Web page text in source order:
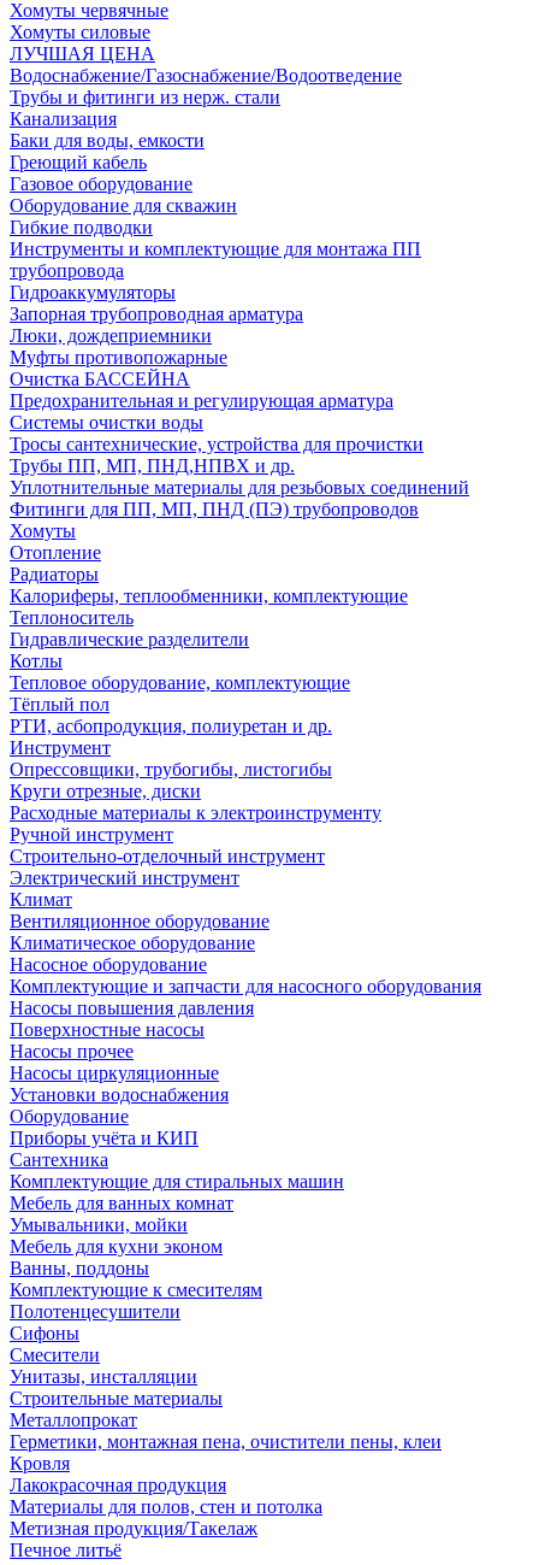
Хомуты червячные
Хомуты силовые
ЛУЧШАЯ ЦЕНА
Водоснабжение/Газоснабжение/Водоотведение
Трубы и фитинги из нерж. стали
Канализация
Баки для воды, емкости
Греющий кабель
Газовое оборудование
Оборудование для скважин
Гибкие подводки
Инструменты и комплектующие для монтажа ПП
трубопровода
Гидроаккумуляторы
Запорная трубопроводная арматура
Люки, дождеприемники
Муфты противопожарные
Очистка БАССЕЙНА
Предохранительная и регулирующая арматура
Системы очистки воды
Тросы сантехнические, устройства для прочистки
Трубы ПП, МП, ПНД,НПВХ и др.
Уплотнительные материалы для резьбовых соединений
Фитинги для ПП, МП, ПНД (ПЭ) трубопроводов
Хомуты
Отопление
Радиаторы
Калориферы, теплообменники, комплектующие
Теплоноситель
Гидравлические разделители
Котлы
Тепловое оборудование, комплектующие
Тёплый пол
РТИ, асбопродукция, полиуретан и др.
Инструмент
Опрессовщики, трубогибы, листогибы
Круги отрезные, диски
Расходные материалы к электроинструменту
Ручной инструмент
Строительно-отделочный инструмент
Электрический инструмент
Климат
Вентиляционное оборудование
Климатическое оборудование
Насосное оборудование
Комплектующие и запчасти для насосного оборудования
Насосы повышения давления
Поверхностные насосы
Насосы прочее
Насосы циркуляционные
Установки водоснабжения
Оборудование
Приборы учёта и КИП
Сантехника
Комплектующие для стиральных машин
Мебель для ванных комнат
Умывальники, мойки
Мебель для кухни эконом
Ванны, поддоны
Комплектующие к смесителям
Полотенцесушители
Сифоны
Смесители
Унитазы, инсталляции
Строительные материалы
Металлопрокат
Герметики, монтажная пена, очистители пены, клеи
Кровля
Лакокрасочная продукция
Материалы для полов, стен и потолка
Метизная продукция/Такелаж
Печное литьё